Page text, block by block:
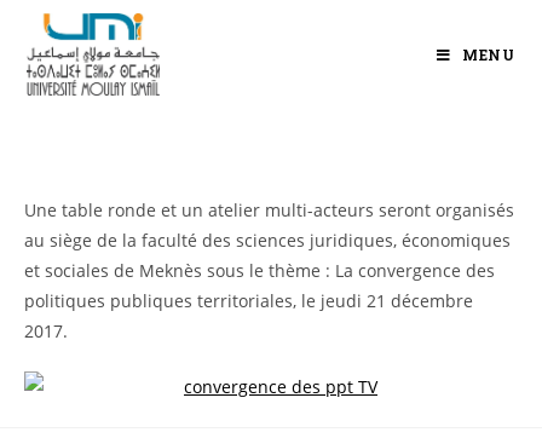
MENU
Une table ronde et un atelier multi-acteurs seront organisés
au siège de la faculté des sciences juridiques, économiques
et sociales de Meknès sous le thème : La convergence des
politiques publiques territoriales, le jeudi 21 décembre
2017.